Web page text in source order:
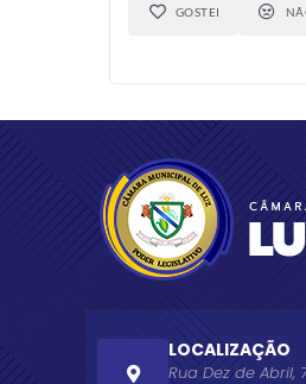
GOSTEI
LOCALIZAÇÃO
Rua Dez de Abril,